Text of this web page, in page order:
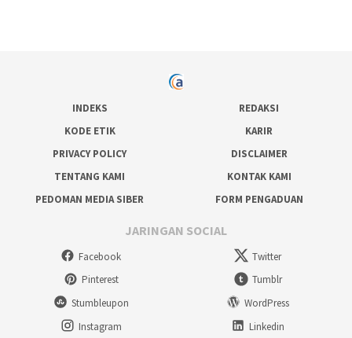
INDEKS
REDAKSI
KODE ETIK
KARIR
PRIVACY POLICY
DISCLAIMER
TENTANG KAMI
KONTAK KAMI
PEDOMAN MEDIA SIBER
FORM PENGADUAN
JARINGAN SOCIAL
Facebook
Twitter
Pinterest
Tumblr
Stumbleupon
WordPress
Instagram
Linkedin